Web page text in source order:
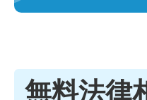
無料法律